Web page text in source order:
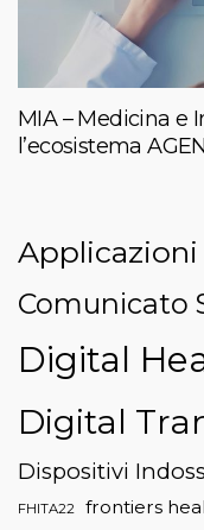
MIA – Medicina e
l’ecosistema
Applicazioni
Comunicato
Digital
Digital
Dispositivi
FHITA22 frontiers